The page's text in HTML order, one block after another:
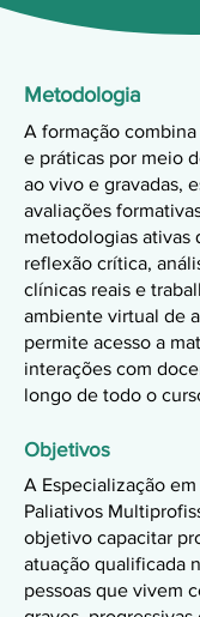
Metodologia
A formação
e práticas por meio
ao vivo e gravadas,
avaliações
metodologias ativas
reflexão crítica,
clínicas reais e
ambiente virtual de
permite acesso a
interações com
longo de todo o
Objetivos
A Especialização
Paliativos
objetivo capacitar
atuação qualificada
pessoas que vivem